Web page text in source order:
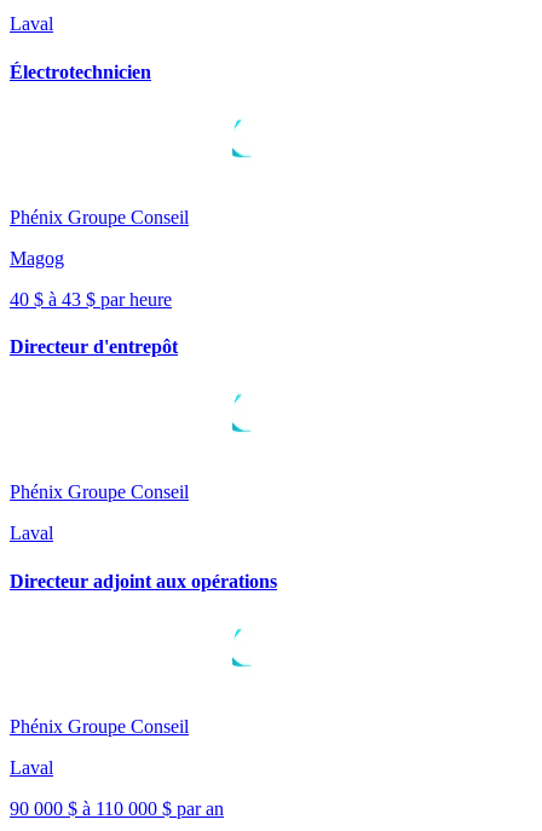
Laval
Électrotechnicien
Phénix Groupe Conseil
Magog
40 $ à 43 $ par heure
Directeur d'entrepôt
Phénix Groupe Conseil
Laval
Directeur adjoint aux opérations
Phénix Groupe Conseil
Laval
90 000 $ à 110 000 $ par an